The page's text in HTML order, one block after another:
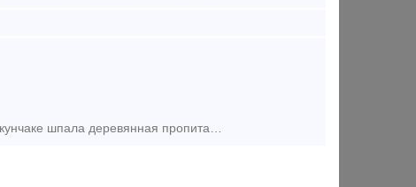
Предложение (продажа) В наличии на складе хранения в Верхнем Баскунчаке шпала деревянная пропитанная 1 и 2 типа (попадаются и с трещинами) 2008 г. Всего 35 000 штук. Гот